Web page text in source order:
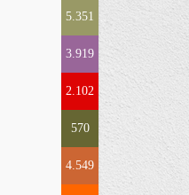
5.351
3.919
2.102
570
4.549